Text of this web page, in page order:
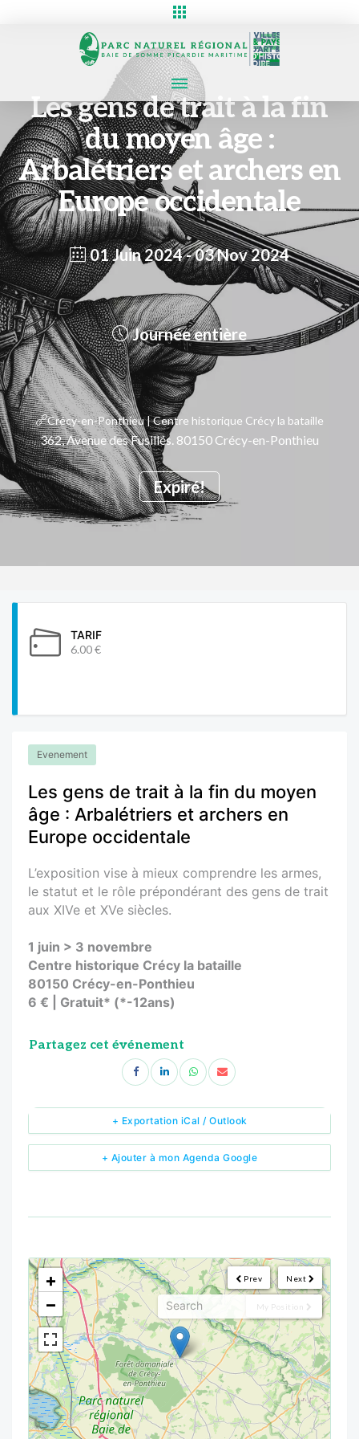
Les gens de trait à la fin
du moyen âge :
Arbalétriers et archers en
Europe occidentale
01 Juin 2024- 03 Nov 2024
Expiré!
Journée entière
Crécy-en-Ponthieu | Centre historique Crécy la bataille
362, Avenue des Fusillés. 80150 Crécy-en-Ponthieu
TARIF
6.00 €
Evenement
Les gens de trait à la fin du moyen
âge : Arbalétriers et archers en
Europe occidentale
L’exposition vise à mieux comprendre les armes,
le statut et le rôle prépondérant des gens de trait
aux XIVe et XVe siècles.
1 juin > 3 novembre
Centre historique Crécy la bataille
80150 Crécy-en-Ponthieu
6 € | Gratuit* (*-12ans)
Partagez cet événement
+ Ajouter à mon Agenda Google
+ Exportation iCal / Outlook
Next
Prev
My Position
<!---->
+
−